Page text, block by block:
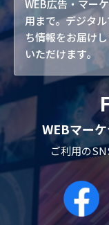
WEB広告・マー
用まで。デジタ
ち情報をお届け
いただけます。
WEBマー
ご利用の